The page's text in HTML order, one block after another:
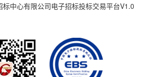
标中心有限公司电子招标投标交易平台V1.0